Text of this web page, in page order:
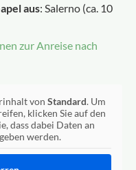
aus: Salerno (ca. 10
zur Anreise nach
von Standard. Um
klicken Sie auf den
dass dabei Daten an
werden.